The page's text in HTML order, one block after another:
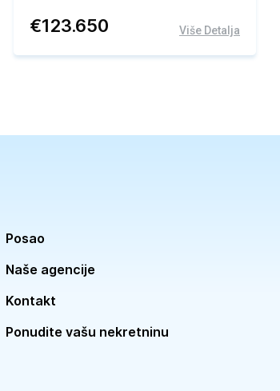
€123.650 Više Detalja
Posao
Naše agencije
Kontakt
Ponudite vašu nekretninu